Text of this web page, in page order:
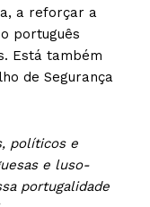
a reforçar a
português
Está também
de Segurança
políticos e
e luso-
portugalidade